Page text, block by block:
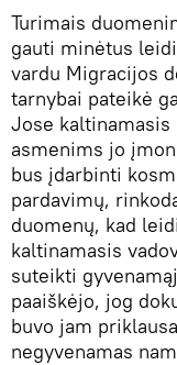
Turimais
gauti minėtus
vardu Migracijos
tarnybai pateikė
Jose
asmenims jo
bus įdarbinti
pardavimų,
duomenų, kad
kaltinamasis
suteikti
paaiškėjo, jog
buvo jam
negyvenamas